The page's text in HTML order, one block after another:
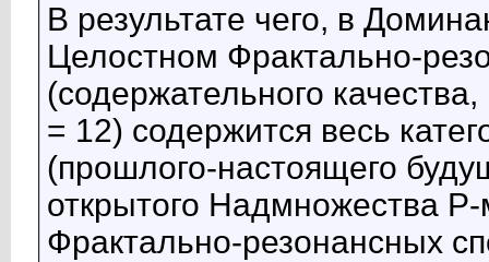
В результате чего, в
Целостном Фрактально-
(содержательного
= 12) содержится весь
(прошлого-настоящего
открытого Надмножества
Фрактально-резонансных